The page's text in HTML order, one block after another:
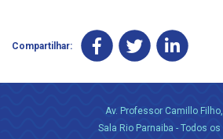
Compartilhar:
Av. Professor Camillo
Sala Rio Parnaiba - Todos